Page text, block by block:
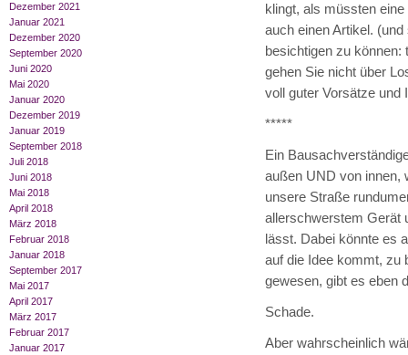
Dezember 2021
Januar 2021
Dezember 2020
September 2020
Juni 2020
Mai 2020
Januar 2020
Dezember 2019
Januar 2019
September 2018
Juli 2018
Juni 2018
Mai 2018
April 2018
März 2018
Februar 2018
Januar 2018
September 2017
Mai 2017
April 2017
März 2017
Februar 2017
Januar 2017
klingt, als müssten
auch einen Artikel.
besichtigen zu können:
gehen Sie nicht über
voll guter Vorsätze und
*****
Ein
außen UND von innen,
unsere Straße
allerschwerstem Gerät
lässt. Dabei könnte es
auf die Idee kommt, zu
gewesen, gibt es eben
Schade.
Aber wahrscheinlich